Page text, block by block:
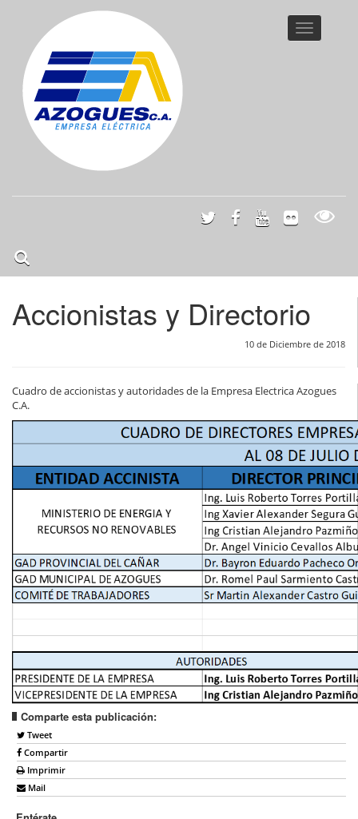
Toggle
Accionistas y Directorio
10 de Diciembre de 2018
Cuadro de accionistas y autoridades de la Empresa Electrica Azogues
C.A.
Comparte esta publicación:
Tweet
Compartir
Imprimir
Mail